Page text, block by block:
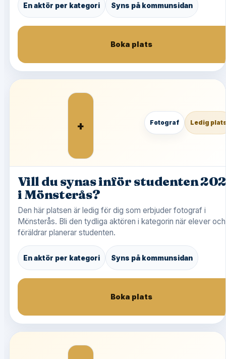
En aktör per kategori Syns på kommunsidan
Boka plats
+ Fotograf Ledig
Vill du synas inför studenten
i Mönsterås?
Den här platsen är ledig för dig som erbjuder fotograf i
Mönsterås. Bli den tydliga aktören i kategorin när elever och
föräldrar planerar studenten.
En aktör per kategori Syns på kommunsidan
Boka plats